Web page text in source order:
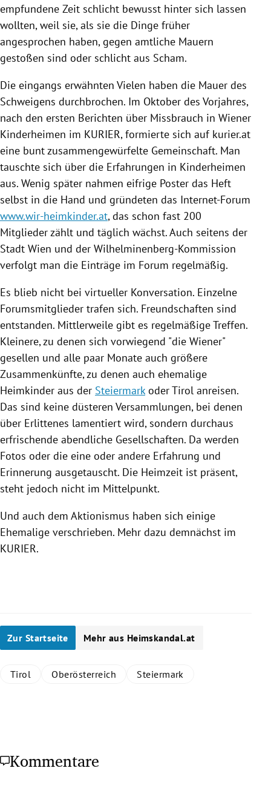
empfundene Zeit schlicht bewusst hinter sich lassen
wollten, weil sie, als sie die Dinge früher
angesprochen haben, gegen amtliche Mauern
gestoßen sind oder schlicht aus Scham.
Die eingangs erwähnten Vielen haben die Mauer des
Schweigens durchbrochen. Im Oktober des Vorjahres,
nach den ersten Berichten über Missbrauch in Wiener
Kinderheimen im KURIER, formierte sich auf kurier.at
eine bunt zusammengewürfelte Gemeinschaft. Man
tauschte sich über die Erfahrungen in Kinderheimen
aus. Wenig später nahmen eifrige Poster das Heft
selbst in die Hand und gründeten das Internet-Forum
www.wir-heimkinder.at, das schon fast 200
Mitglieder zählt und täglich wächst. Auch seitens der
Stadt Wien und der Wilhelminenberg-Kommission
verfolgt man die Einträge im Forum regelmäßig.
Es blieb nicht bei virtueller Konversation. Einzelne
Forumsmitglieder trafen sich. Freundschaften sind
entstanden. Mittlerweile gibt es regelmäßige Treffen.
Kleinere, zu denen sich vorwiegend "die Wiener"
gesellen und alle paar Monate auch größere
Zusammenkünfte, zu denen auch ehemalige
Heimkinder aus der Steiermark oderTirol anreisen.
Das sind keine düsteren Versammlungen, bei denen
über Erlittenes lamentiert wird, sondern durchaus
erfrischende abendliche Gesellschaften. Da werden
Fotos oder die eine oder andere Erfahrung und
Erinnerung ausgetauscht. Die Heimzeit ist präsent,
steht jedoch nicht im Mittelpunkt.
Und auch dem Aktionismus haben sich einige
Ehemalige verschrieben. Mehr dazu demnächst im
KURIER.
Zur Startseite Mehr aus Heimskandal.at
Tirol Oberösterreich Steiermark
Kommentare